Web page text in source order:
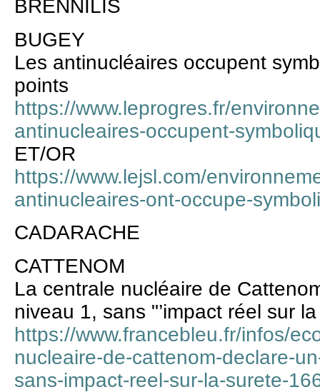
BRENNILIS
BUGEY
Les antinucléaires occupent
points
https://www.leprogres.fr/
antinucleaires-occupent-
ET/OR
https://www.lejsl.com/
antinucleaires-ont-occupe-
CADARACHE
CATTENOM
La centrale nucléaire de
niveau 1, sans "’impact réel sur
https://www.francebleu.fr/infos/
nucleaire-de-cattenom-declare-
sans-impact-reel-sur-la-surete-